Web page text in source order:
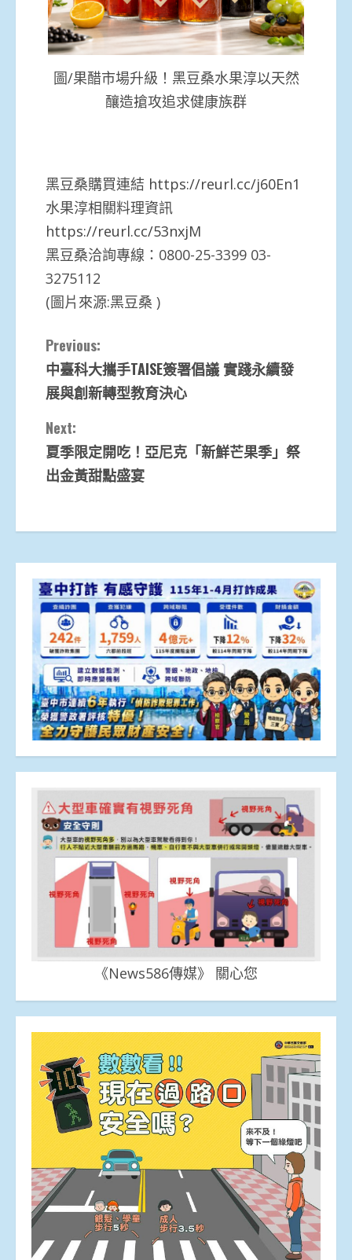
圖/果醋市場升級！黑豆桑水果淳以天然
釀造搶攻追求健康族群
黑豆桑購買連結 https://reurl.cc/j60En1
水果淳相關料理資訊
https://reurl.cc/53nxjM
黑豆桑洽詢專線：0800-25-3399 03-
3275112
(圖片來源:黑豆桑 )
Continue
Reading
Previous:
中臺科大攜手TAISE簽署倡議 實踐永續發
展與創新轉型教育決心
Next:
夏季限定開吃！亞尼克「新鮮芒果季」祭
出金黃甜點盛宴
《News586傳媒》 關心您